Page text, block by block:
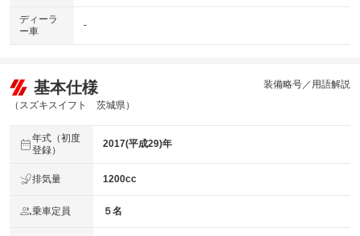
ディーラ
ー車
-
基本仕様
（スズキスイフト 茨城県）
装備略号／用語解説
年式（初度
登録）
2017(平成29)年
排気量 1200cc
乗車定員 ５名